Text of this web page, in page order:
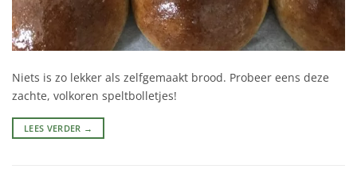
Niets is zo lekker als zelfgemaakt brood. Probeer eens deze
zachte, volkoren speltbolletjes!
LEES VERDER →